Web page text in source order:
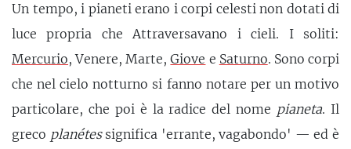
Un tempo, i pianeti erano i corpi celesti non dotati di
luce propria che Attraversavano i cieli. I soliti:
Mercurio, Venere, Marte,Giove e Saturno. Sono corpi
che nel cielo notturno si fanno notare per un motivo
particolare, che poi è la radice del nome pianeta. Il
greco planétessignifica 'errante, vagabondo' — ed è